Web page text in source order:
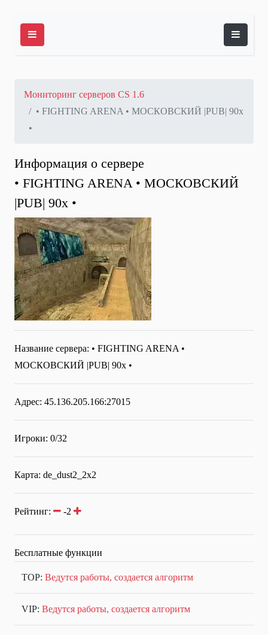
Мониторинг серверов CS 1.6
• FIGHTING ARENA • МОСКОВСКИЙ |PUB| 90x
•
Информация о сервере
• FIGHTING ARENA • МОСКОВСКИЙ
|PUB| 90x •
Название сервера: • FIGHTING ARENA •
МОСКОВСКИЙ |PUB| 90x •
Адрес: 45.136.205.166:27015
Игроки: 0/32
Карта: de_dust2_2x2
Рейтинг: -2
Бесплатные функции
TOP: Ведутся работы, создается алгоритм
VIP: Ведутся работы, создается алгоритм